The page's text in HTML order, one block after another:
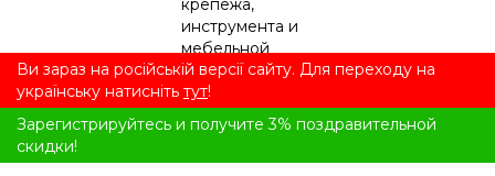
Ви зараз на російській версії сайту. Для переходу на
українську натисніть тут!
Зарегистрируйтесь и получите 3% поздравительной
скидки!